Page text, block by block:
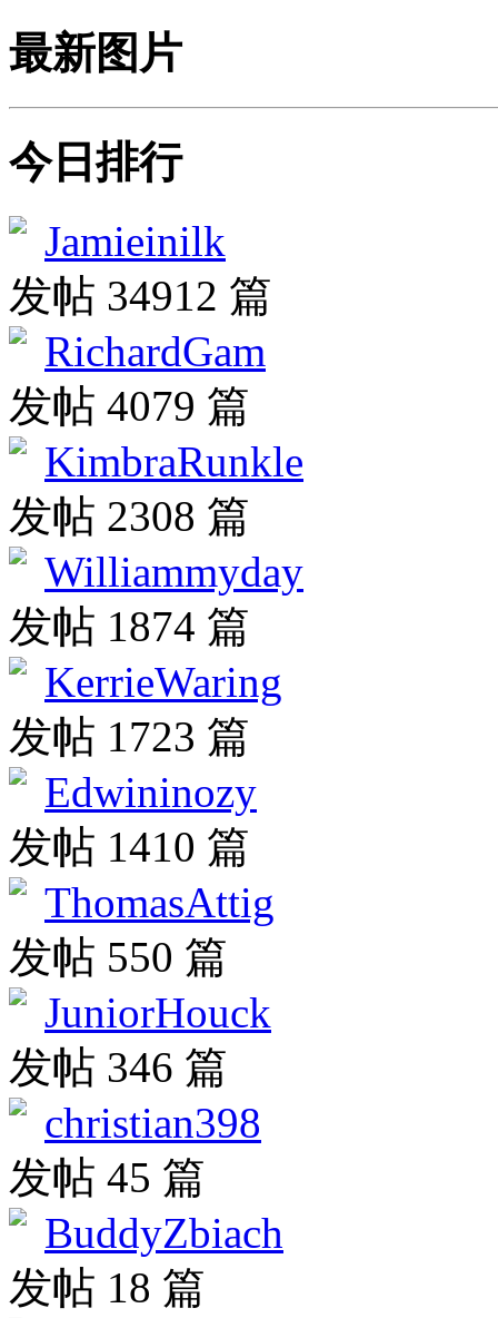
最新图片
今日排行
Jamieinilk
发帖 34912 篇
RichardGam
发帖 4079 篇
KimbraRunkle
发帖 2308 篇
Williammyday
发帖 1874 篇
KerrieWaring
发帖 1723 篇
Edwininozy
发帖 1410 篇
ThomasAttig
发帖 550 篇
JuniorHouck
发帖 346 篇
christian398
发帖 45 篇
BuddyZbiach
发帖 18 篇